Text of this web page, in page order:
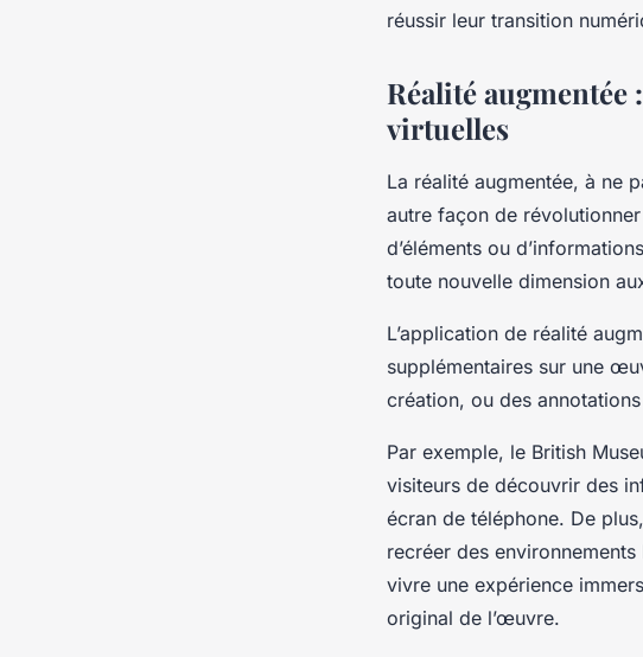
réussir leur transition
Réalité
virtuelles
La réalité augmentée, à ne
autre façon de
d’éléments ou
toute nouvelle dimension
L’application de réalité
supplémentaires sur une
création, ou des
Par exemple, le British
visiteurs de découvrir des
écran de téléphone. De
recréer des
vivre une expérience
original de l’œuvre.